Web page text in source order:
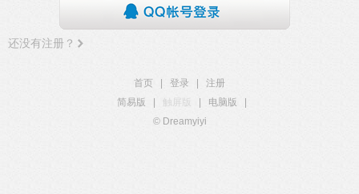
还没有注册？
首页 登录
注册
简易版
触屏版 电脑版
© Dreamyiyi